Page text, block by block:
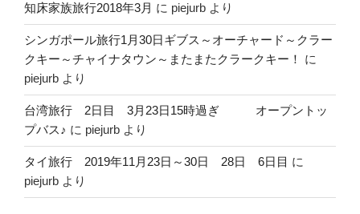
知床家族旅行2018年3月 に piejurb より
シンガポール旅行1月30日ギブス～オーチャード～クラー
クキー～チャイナタウン～またまたクラークキー！
に
piejurb より
台湾旅行 2日目 3月23日15時過ぎ オープントッ
プバス♪ に piejurb より
タイ旅行 2019年11月23日～30日 28日 6日目 に
piejurb より